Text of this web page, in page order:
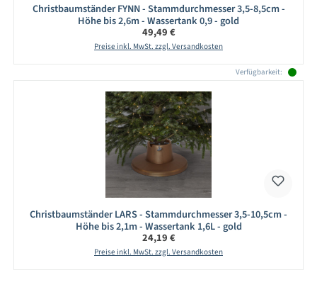
Christbaumständer FYNN - Stammdurchmesser 3,5-8,5cm -
Höhe bis 2,6m - Wassertank 0,9 - gold
Regulärer Preis:
49,49 €
Preise inkl. MwSt. zzgl. Versandkosten
Verfügbarkeit:
Christbaumständer LARS - Stammdurchmesser 3,5-10,5cm -
Höhe bis 2,1m - Wassertank 1,6L - gold
Regulärer Preis:
24,19 €
Preise inkl. MwSt. zzgl. Versandkosten